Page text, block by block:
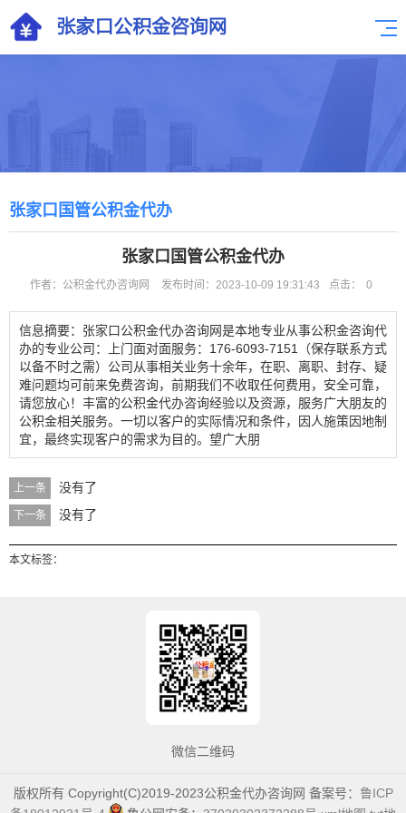
张家口国管公积金代办
张家口国管公积金代办
作者：公积金代办咨询网 发布时间：2023-10-09 19:31:43 点击： 0
信息摘要：张家口公积金代办咨询网是本地专业从事公积金咨询代
办的专业公司：上门面对面服务：176-6093-7151（保存联系方式
以备不时之需）公司从事相关业务十余年，在职、离职、封存、疑
难问题均可前来免费咨询，前期我们不收取任何费用，安全可靠，
请您放心！丰富的公积金代办咨询经验以及资源，服务广大朋友的
公积金相关服务。一切以客户的实际情况和条件，因人施策因地制
宜，最终实现客户的需求为目的。望广大朋
上一条 没有了
下一条 没有了
本文标签：
微信二维码
版权所有 Copyright(C)2019-2023公积金代办咨询网 备案号： 鲁ICP